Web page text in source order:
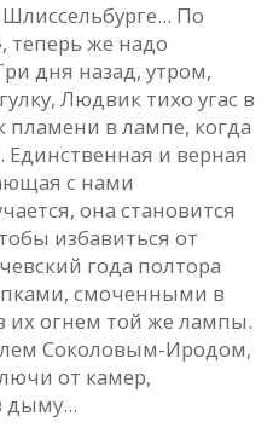
По
же надо
дня назад, утром,
Людвик тихо угас в
пламени в лампе, когда
Единственная и верная
с нами
она становится
избавиться от
года полтора
смоченными в
их огнем той же лампы.
Соколовым-Иродом,
от камер,
дыму...